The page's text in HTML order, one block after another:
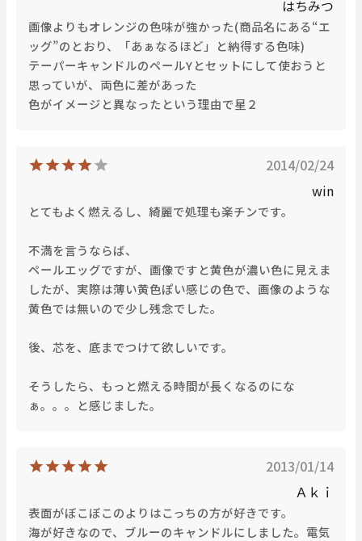
はちみつ
画像よりもオレンジの色味が強かった(商品名にある“エ
ッグ”のとおり、「あぁなるほど」と納得する色味)
テーパーキャンドルのペールYとセットにして使おうと
思っていが、両色に差があった
色がイメージと異なったという理由で星２
2014/02/24
win
とてもよく燃えるし、綺麗で処理も楽チンです。
不満を言うならば、
ペールエッグですが、画像ですと黄色が濃い色に見えま
したが、実際は薄い黄色ぽい感じの色で、画像のような
黄色では無いので少し残念でした。
後、芯を、底までつけて欲しいです。
そうしたら、もっと燃える時間が長くなるのにな
ぁ。。。と感じました。
2013/01/14
Ａｋｉ
表面がぼこぼこのよりはこっちの方が好きです。
海が好きなので、ブルーのキャンドルにしました。電気